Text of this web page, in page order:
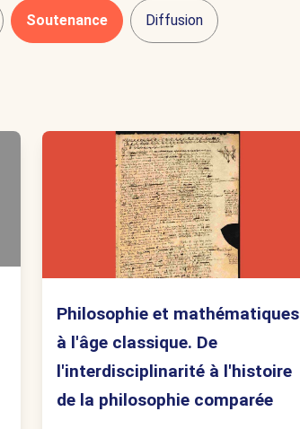
Soutenance Diffusion
Philosophie et mathématiques
à l'âge classique. De
l'interdisciplinarité à l'histoire
de la philosophie comparée